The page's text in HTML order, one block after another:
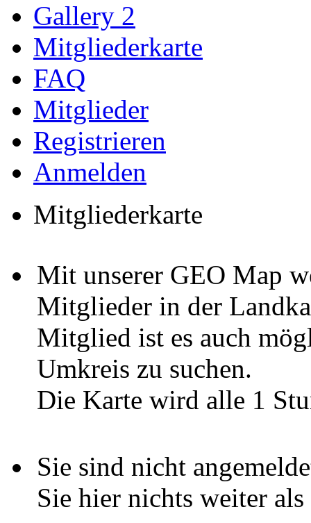
Gallery 2
Mitgliederkarte
FAQ
Mitglieder
Registrieren
Anmelden
Mitgliederkarte
Mit unserer GEO Map
Mitglieder in der
Mitglied ist es auch
Umkreis zu suchen.
Die Karte wird alle 1
Sie sind nicht
Sie hier nichts weiter